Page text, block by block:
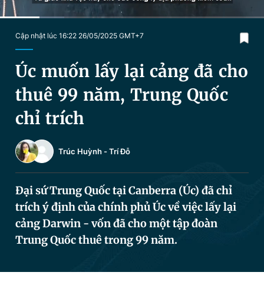
Video Magazine
Sản phẩm khác
Thông tin tòa soạn
Đăng xuất
Cập nhật lúc 16:22 26/05/2025 GMT+7
Úc muốn lấy lại cảng đã cho
thuê 99 năm, Trung Quốc
chỉ trích
Trúc Huỳnh -Trí Đỗ
Đại sứ Trung Quốc tại Canberra (Úc) đã chỉ
trích ý định của chính phủ Úc về việc lấy lại
cảng Darwin - vốn đã cho một tập đoàn
Trung Quốc thuê trong 99 năm.